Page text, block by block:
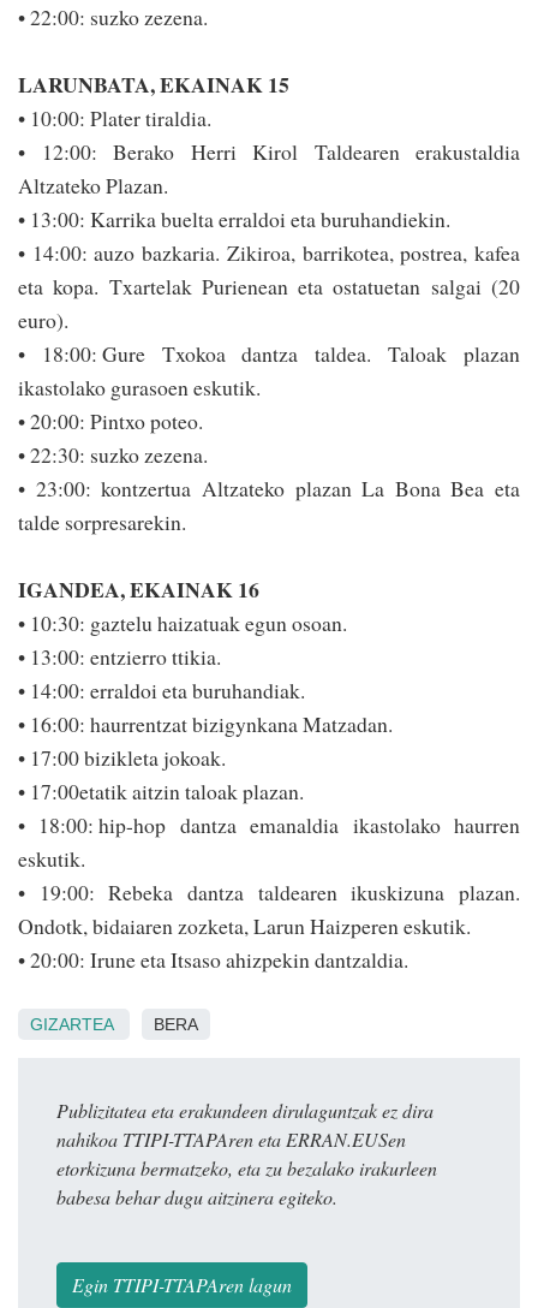
• 22:00: suzko zezena.
LARUNBATA, EKAINAK 15
• 10:00: Plater tiraldia.
• 12:00: Berako Herri Kirol Taldearen erakustaldia
Altzateko Plazan.
• 13:00: Karrika buelta erraldoi eta buruhandiekin.
• 14:00: auzo bazkaria. Zikiroa, barrikotea, pos­trea, kafea
eta kopa. Txartelak Purienean eta ostatuetan salgai (20
euro).
• 18:00: Gure Txokoa dantza taldea. Taloak plazan
ikastolako gurasoen eskutik.
• 20:00: Pintxo poteo.
• 22:30: suzko zezena.
• 23:00: kontzertua Al­tzateko plazan La Bona Bea eta
talde sorpre­sarekin.
IGANDEA, EKAINAK 16
• 10:30: gaztelu haizatuak egun osoan.
• 13:00: entzierro ttikia.
• 14:00: erraldoi eta buruhandiak.
• 16:00: haurrentzat bizigynkana Matzadan.
• 17:00 bizikleta jokoak.
• 17:00etatik aitzin taloak plazan.
• 18:00: hip-hop dantza emanaldia ikastolako haurren
eskutik.
• 19:00: Rebeka dantza taldearen ikuskizuna plazan.
Ondotk, bidaiaren zozketa, Larun Haizperen eskutik.
• 20:00: Irune eta Itsaso ahizpekin dantzaldia.
GIZARTEA BERA
Publizitatea eta erakundeen dirulaguntzak ez dira
nahikoa TTIPI-TTAPAren eta ERRAN.EUSen
etorkizuna bermatzeko, eta zu bezalako irakurleen
babesa behar dugu aitzinera egiteko.
Egin TTIPI-TTAPAren lagun